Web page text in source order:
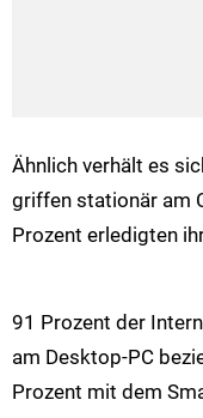
Ähnlich verhält es
griffen stationär am
Prozent erledigten
91 Prozent der
am Desktop-PC
Prozent mit dem